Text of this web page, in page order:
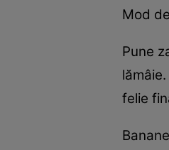
Mod
Pune
felie